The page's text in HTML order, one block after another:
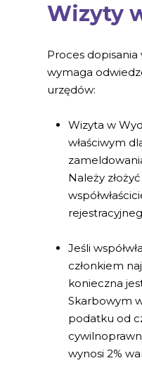
Wizyty
Proces dopisania
wymaga
urzędów:
Wizyta w
właściwym
Należy
Jeśli
członkiem
konieczna
Skarbowym
podatku od
wynosi 2%